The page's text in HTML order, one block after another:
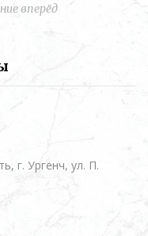
вперёд
г. Ургенч, ул. П.